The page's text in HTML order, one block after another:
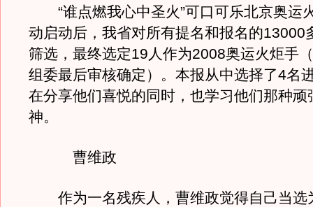
“谁点燃我心中圣火”可口可乐北京奥运
动启动后，我省对所有提名和报名的13000
筛选，最终选定19人作为2008奥运火炬手
组委最后审核确定）。本报从中选择了4名
在分享他们喜悦的同时，也学习他们那种顽
神。
曹维政
作为一名残疾人，曹维政觉得自己当选